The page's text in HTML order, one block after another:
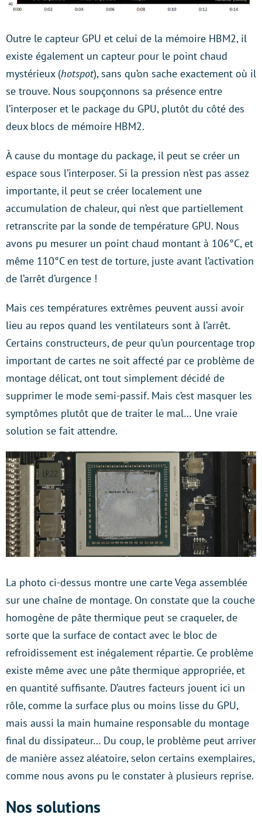
Outre le capteur GPU et celui de la mémoire HBM2, il
existe également un capteur pour le point chaud
mystérieux (hotspot), sans qu’on sache exactement où il
se trouve. Nous soupçonnons sa présence entre
l’interposer et le package du GPU, plutôt du côté des
deux blocs de mémoire HBM2.
À cause du montage du package, il peut se créer un
espace sous l’interposer. Si la pression n’est pas assez
importante, il peut se créer localement une
accumulation de chaleur, qui n’est que partiellement
retranscrite par la sonde de température GPU. Nous
avons pu mesurer un point chaud montant à 106°C, et
même 110°C en test de torture, juste avant l’activation
de l’arrêt d’urgence !
Mais ces températures extrêmes peuvent aussi avoir
lieu au repos quand les ventilateurs sont à l’arrêt.
Certains constructeurs, de peur qu’un pourcentage trop
important de cartes ne soit affecté par ce problème de
montage délicat, ont tout simplement décidé de
supprimer le mode semi-passif. Mais c’est masquer les
symptômes plutôt que de traiter le mal… Une vraie
solution se fait attendre.
La photo ci-dessus montre une carte Vega assemblée
sur une chaîne de montage. On constate que la couche
homogène de pâte thermique peut se craqueler, de
sorte que la surface de contact avec le bloc de
refroidissement est inégalement répartie. Ce problème
existe même avec une pâte thermique appropriée, et
en quantité suffisante. D’autres facteurs jouent ici un
rôle, comme la surface plus ou moins lisse du GPU,
mais aussi la main humaine responsable du montage
final du dissipateur… Du coup, le problème peut arriver
de manière assez aléatoire, selon certains exemplaires,
comme nous avons pu le constater à plusieurs reprise.
Nos solutions